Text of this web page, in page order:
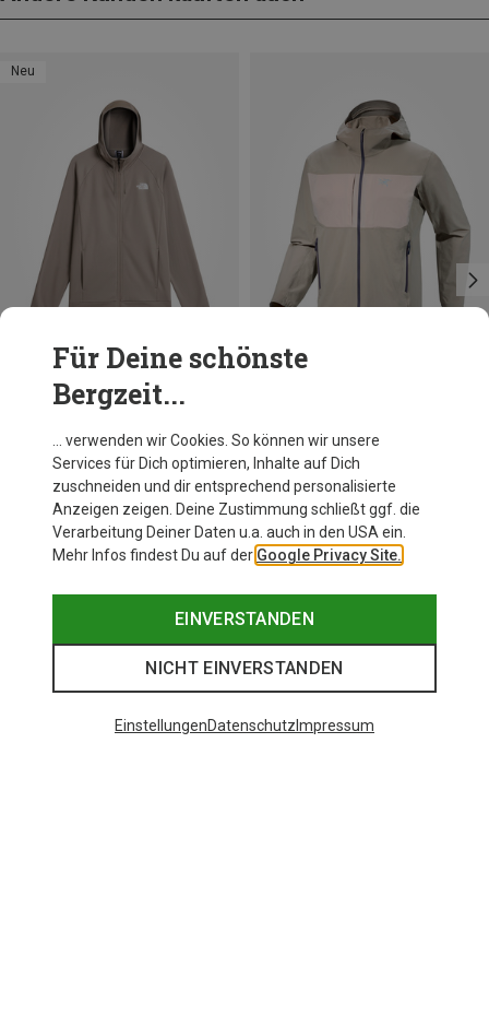
Neu
The North Face
Herren Reaxion 2.0 Hoodie Jacke
M L XL
Für Deine schönste
Bergzeit...
… verwenden wir Cookies. So können wir unsere
Services für Dich optimieren, Inhalte auf Dich
zuschneiden und dir entsprechend personalisierte
Anzeigen zeigen. Deine Zustimmung schließt ggf. die
Verarbeitung Deiner Daten u.a. auch in den USA ein.
Mehr Infos findest Du auf der Google Privacy Site.
EINVERSTANDEN
NICHT EINVERSTANDEN
EinstellungenDatenschutz Impressum